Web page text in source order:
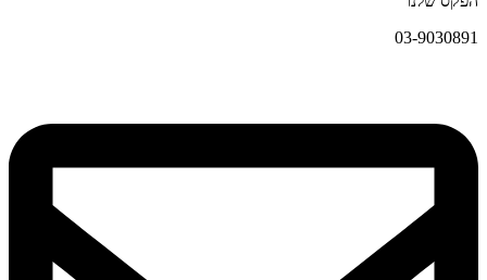
03-9030891